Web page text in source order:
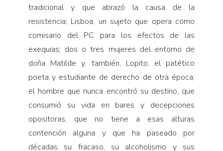
tradicional y que abrazó la causa de la
resistencia; Lisboa, un sujeto que opera como
comisario del PC para los efectos de las
exequias; dos o tres mujeres del entorno de
doña Matilde y, también, Lopito, el patético
poeta y estudiante de derecho de otra época,
el hombre que nunca encontró su destino, que
consumió su vida en bares y decepciones
opositoras, que no tiene a esas alturas
contención alguna y que ha paseado por
décadas su fracaso, su alcoholismo y sus